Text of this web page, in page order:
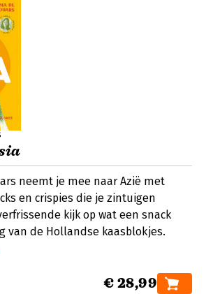
neemt je mee naar Azië met
en crispies die je zintuigen
kijk op wat een snack
van de Hollandse kaasblokjes.
€ 28,99